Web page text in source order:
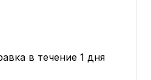
в течение 1 дня